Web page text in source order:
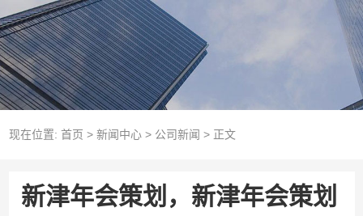
现在位置: 首页 > 新闻中心> 公司新闻 > 正文
新津年会策划，新津年会策划